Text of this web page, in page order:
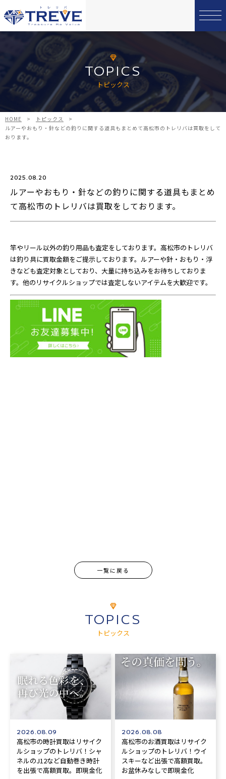
TOPICS
トピックス
HOME > トピックス
>
ルアーやおもり・針などの釣りに関する道具もまとめて高松市のトレリバは買取をして
おります。
ルアーやおもり・針などの釣りに関する道具もまとめ
て高松市のトレリバは買取をしております。
2025.08.20
竿やリール以外の釣り用品も査定をしております。高松市のトレリバ
は釣り具に買取金額をご提示しております。ルアーや針・おもり・浮
きなども査定対象としており、大量に持ち込みをお待ちしておりま
す。他のリサイクルショップでは査定しないアイテムを大歓迎です。
一覧に戻る
TOPICS
トピックス
2026.08.09
高松市の時計買取はリサイク
ルショップのトレリバ！シャ
ネルのJ12など自動巻き時計
を出張で高額買取。即現金化
2026.08.08
高松市のお酒買取はリサイク
ルショップのトレリバ！ウイ
スキーなど出張で高額買取。
お盆休みなしで即現金化